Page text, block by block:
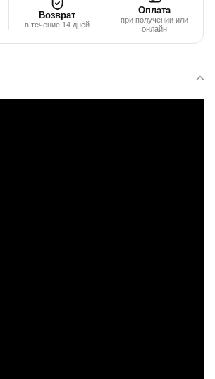
Возврат
в течение 14 дней
Оплата
при получении или
онлайн